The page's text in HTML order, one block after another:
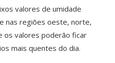
valores de umidade
nas regiões oeste, norte,
os valores poderão ficar
mais quentes do dia.